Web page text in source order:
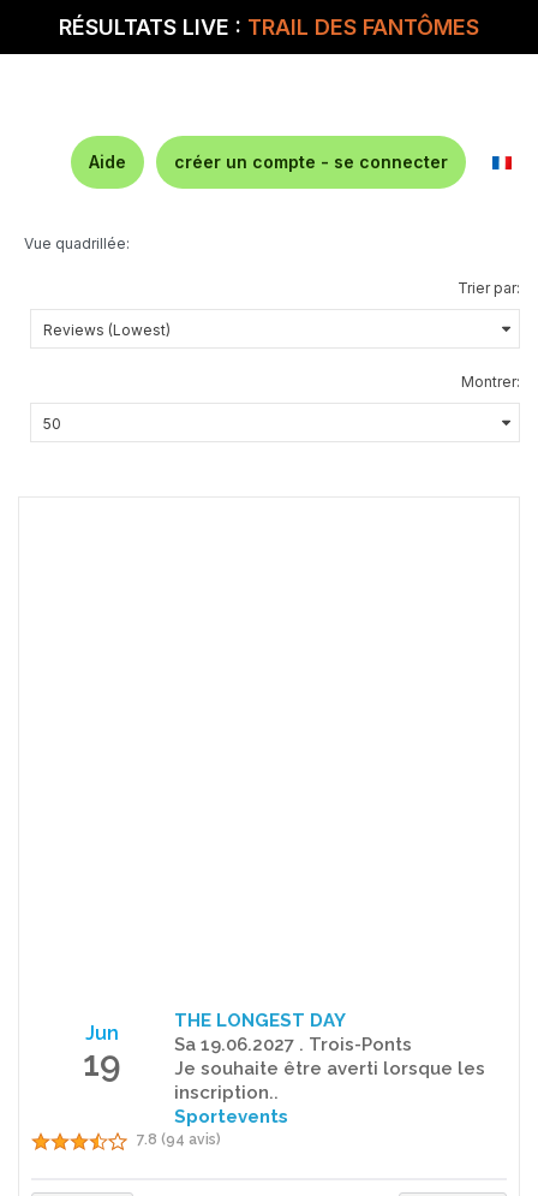
RÉSULTATS LIVE : TRAIL DES FANTÔMES
Aide créer un compte - se connecter
Vue quadrillée:
Trier par:
Montrer:
Jun
19
THE LONGEST DAY
Sa 19.06.2027 . Trois-Ponts
Je souhaite être averti lorsque les
inscription..
Sportevents
7.8 (94 avis)